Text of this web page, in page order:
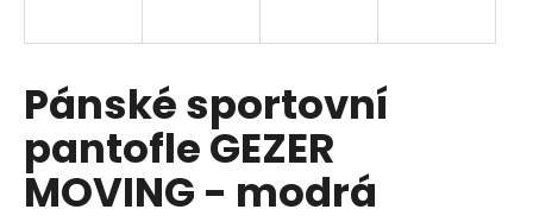
Pánské sportovní
pantofle GEZER
MOVING - modrá
í
t
?